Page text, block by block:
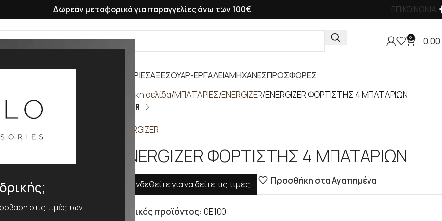
στις τιμές των
Δωρεάν μεταφορικά για παραγγελίες άνω των 100€ ΕΠΙΚΟΙΝΩΝΙΑ
0 0,00
ΜΠΑΤΑΡΙΕΣΑΞΕΣΟΥΑΡ-ΕΡΓΑΛΕΙΑΜΗΧΑΝΕΣΠΡΟΣΦΟΡΕΣ
Αρχική σελίδα ΜΠΑΤΑΡΙΕΣ ENERGIZER ENERGIZER ΦΟΡΤΙΣΤΗΣ 4 ΜΠΑΤΑΡΙΩΝ
ENERGIZER
ENERGIZER ΦΟΡΤΙΣΤΗΣ 4 ΜΠΑΤΑΡΙΩΝ
Συνδεθείτε για να δείτε τις τιμές Προσθήκη στα Αγαπημένα
Κωδικός προϊόντος: 0E100